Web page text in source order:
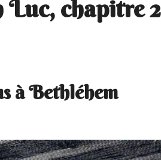
Luc, chapitre 2
à Bethléhem